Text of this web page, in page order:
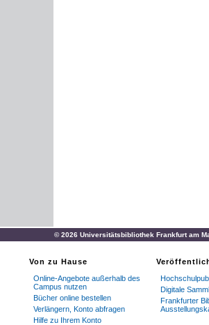
© 2026 Universitätsbibliothek Frankfurt am
Von zu Hause
Online-Angebote außerhalb des
Campus nutzen
Bücher online bestellen
Verlängern, Konto abfragen
Hilfe zu Ihrem Konto
Digitale
Frankfurter